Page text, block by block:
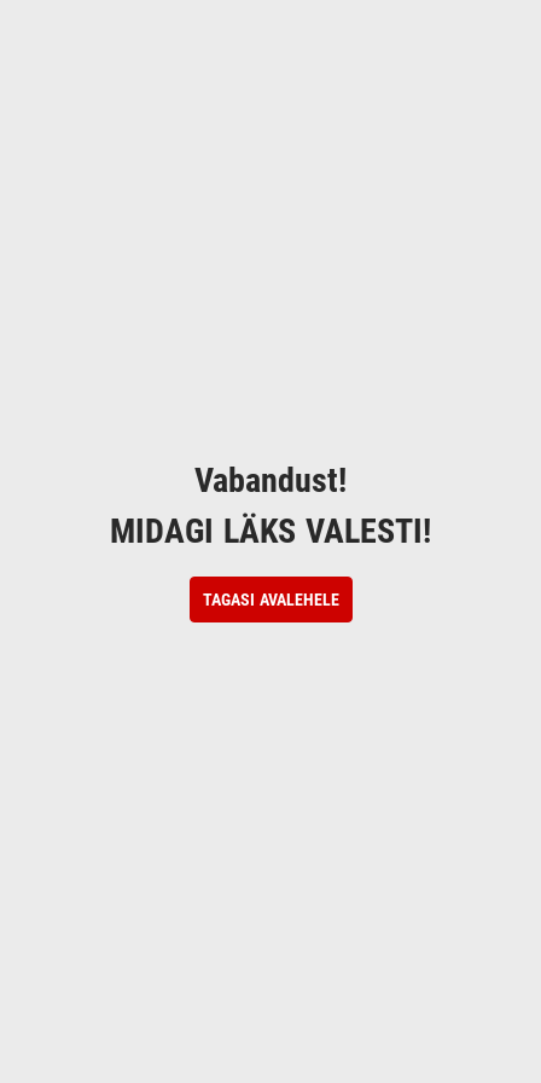
Vabandust!
MIDAGI LÄKS VALESTI!
TAGASI AVALEHELE